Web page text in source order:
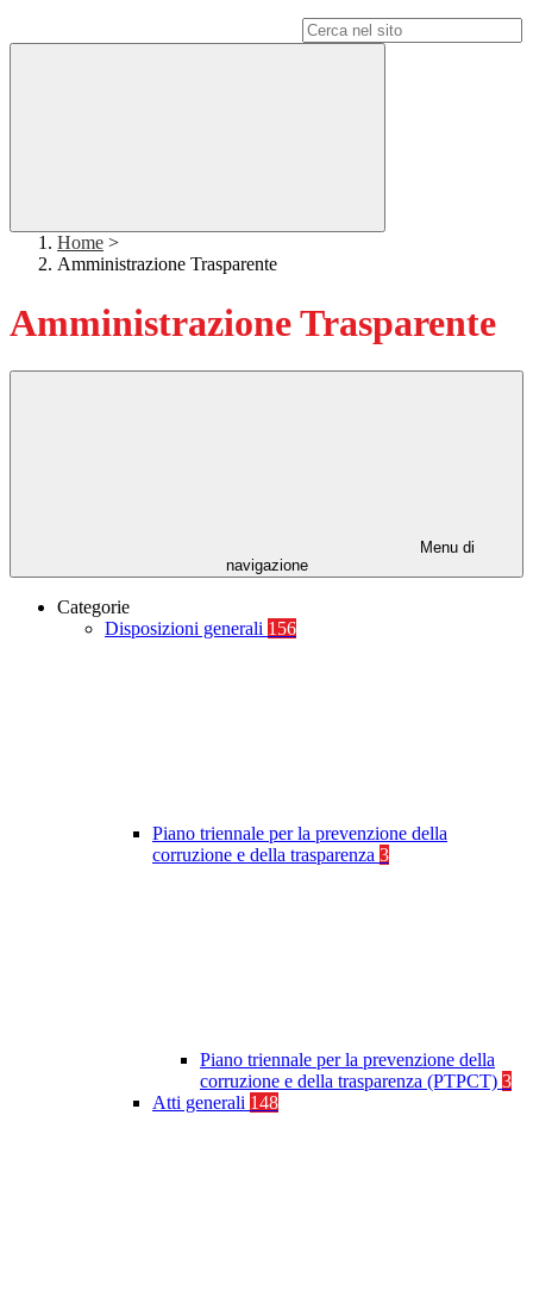
Home >
Amministrazione Trasparente
Amministrazione Trasparente
Menu di
navigazione
Categorie
Disposizioni generali 156
Piano triennale per la prevenzione della
corruzione e della trasparenza 3
Piano triennale per la prevenzione della
corruzione e della trasparenza (PTPCT) 3
Atti generali 148